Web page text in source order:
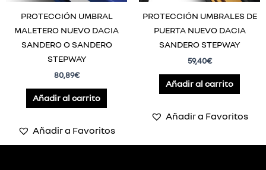
PROTECCIÓN UMBRAL
MALETERO NUEVO DACIA
SANDERO O SANDERO
STEPWAY
80,89€
Añadir al carrito
Añadir a Favoritos
PROTECCIÓN UMBRALES DE
PUERTA NUEVO DACIA
SANDERO STEPWAY
59,40€
Añadir al carrito
Añadir a Favoritos